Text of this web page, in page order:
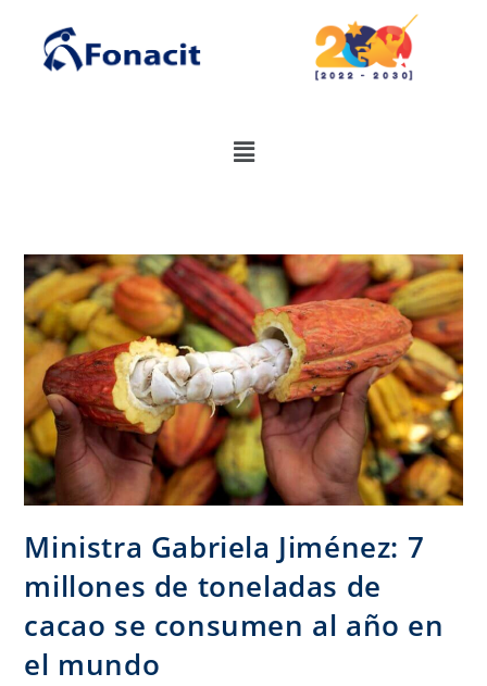
Ministra Gabriela Jiménez: 7
millones de toneladas de
cacao se consumen al año en
el mundo